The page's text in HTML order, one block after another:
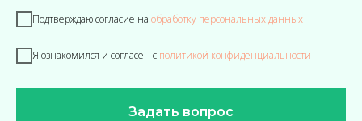
Подтверждаю согласие на обработку персональных данных
Я ознакомился и согласен с политикой конфиденциальности
Задать вопрос